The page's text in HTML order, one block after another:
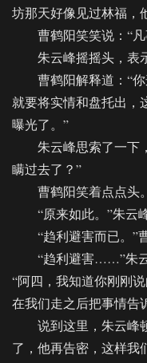
坊那天好像见过林福
曹鹤阳笑笑说：“凡
朱云峰摇摇头，表示
曹鹤阳解释道：“你
就要将实情和盘托出，
曝光了。”
朱云峰思索了一下
瞒过去了？”
曹鹤阳笑着点点头。
“原来如此。”朱云
“趋利避害而已。”曹
“趋利避害……”朱云
“阿四，我知道你刚刚
在我们走之后把事情告
说到这里，朱云峰顿
了，他再告密，这样我